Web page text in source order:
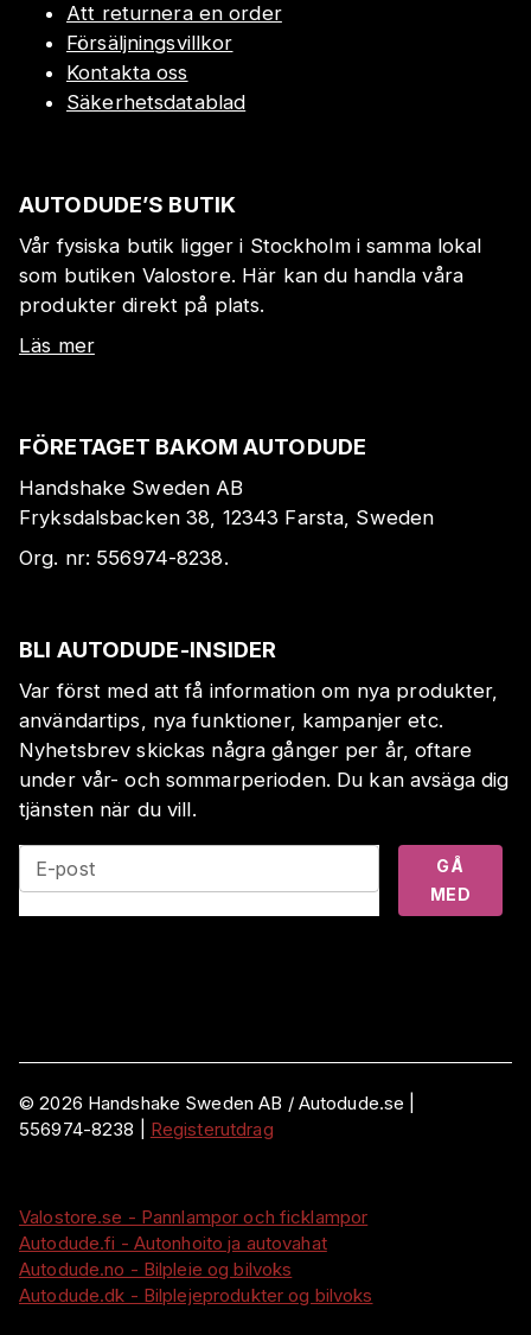
Att returnera en order
Försäljningsvillkor
Kontakta oss
Säkerhetsdatablad
AUTODUDE’S BUTIK
Vår fysiska butik ligger i Stockholm i samma lokal
som butiken Valostore. Här kan du handla våra
produkter direkt på plats.
Läs mer
FÖRETAGET BAKOM AUTODUDE
Handshake Sweden AB
Fryksdalsbacken 38, 12343 Farsta, Sweden
Org. nr: 556974-8238.
BLI AUTODUDE-INSIDER
Var först med att få information om nya produkter,
användartips, nya funktioner, kampanjer etc.
Nyhetsbrev skickas några gånger per år, oftare
under vår- och sommarperioden. Du kan avsäga dig
tjänsten när du vill.
E-post
GÅ
MED
©2026 Handshake Sweden AB / Autodude.se |
556974-8238
Registerutdrag
Valostore.se - Pannlampor och ficklampor
Autodude.fi - Autonhoito ja autovahat
Autodude.no - Bilpleie og bilvoks
Autodude.dk - Bilplejeprodukter og bilvoks